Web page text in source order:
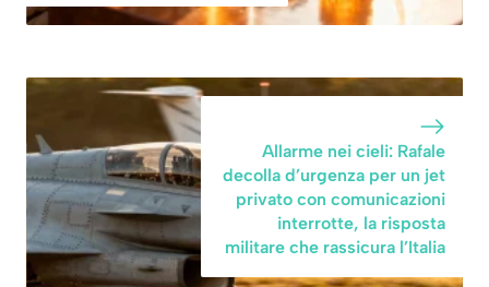
Allarme nei cieli: Rafale
decolla d’urgenza per un jet
privato con comunicazioni
interrotte, la risposta
militare che rassicura l’Italia